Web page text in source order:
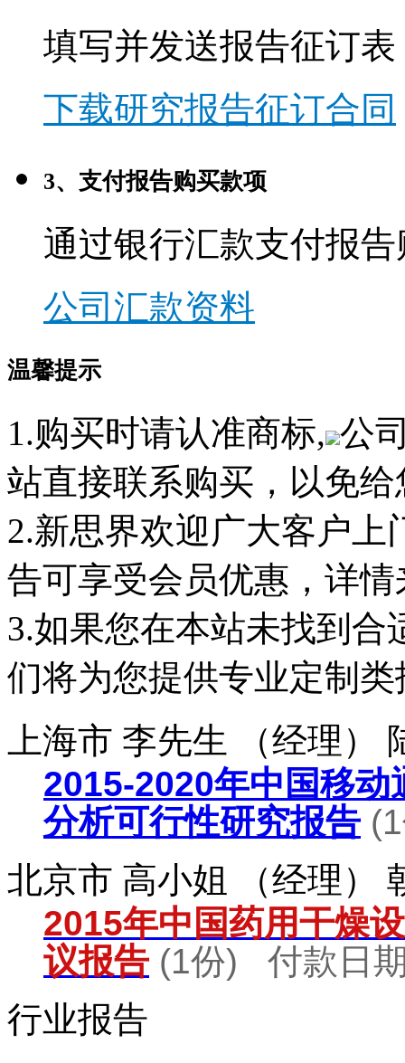
填写并发送报告征订表
下载研究报告征订合同
3、支付报告购买款项
通过银行汇款支付报
公司汇款资料
温馨提示
1.购买时请认准商标, 公
站直接联系购买，以免
2.新思界欢迎广大客户
告可享受会员优惠，详
3.如果您在本站未找到
们将为您提供专业定制类
上海市 李先生 （经理）
2015-2020年中国移
分析可行性研究报告(1
北京市 高小姐 （经理）
2015年中国药用干燥
议报告 (1份) 付款日
行业报告